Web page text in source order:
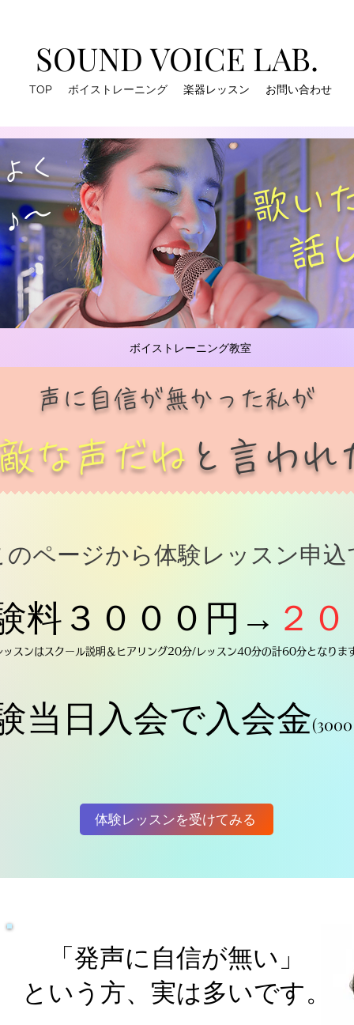
SOUND VOICE LAB.
TOP ボイストレーニング 楽器レッスン お問い合わせ
く
歌い
♪​～
話
ボイストレーニング教室
​声に自信が無かった私が
な声だね と言われ
のページから体験レッスン申込
料３０００円→ ２
スンはスクール説明＆ヒアリング20分/レッスン40分の計60分となりま
当日入会で入会金
体験レッスンを受けてみる
「発声に自信が無い」
​という方、実は多いです。